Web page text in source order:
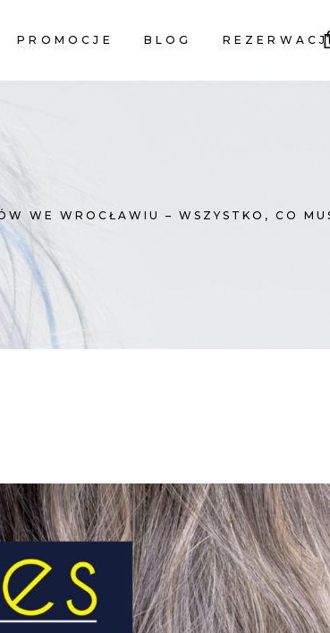
PROMOCJE BLOG
WE WROCŁAWIU – WSZYSTKO, CO